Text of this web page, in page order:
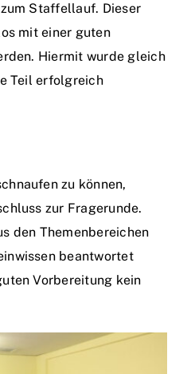
Staffellauf. Dieser
mit einer guten
Hiermit wurde gleich
Teil erfolgreich
zu können,
zur Fragerunde.
den Themenbereichen
beantwortet
Vorbereitung kein